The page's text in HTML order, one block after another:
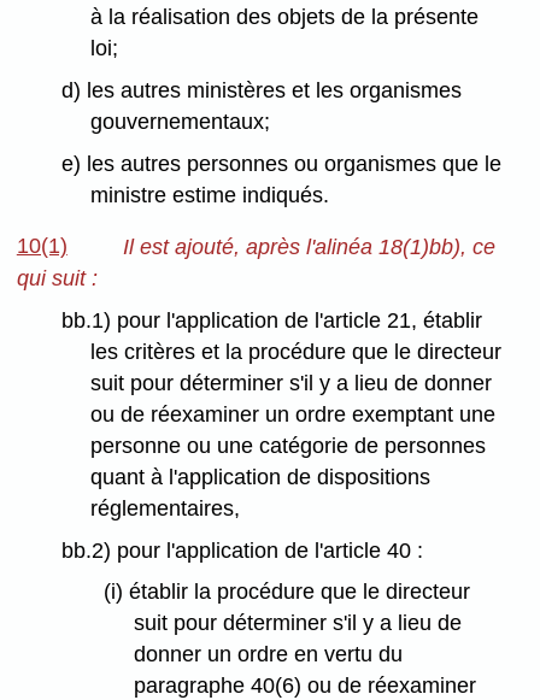
à la réalisation des objets de la présente
loi;
d) les autres ministères et les organismes
gouvernementaux;
e) les autres personnes ou organismes que le
ministre estime indiqués.
10(1)
Il est ajouté, après l'alinéa 18(1)bb), ce
qui suit :
bb.1) pour l'application de l'article 21, établir
les critères et la procédure que le directeur
suit pour déterminer s'il y a lieu de donner
ou de réexaminer un ordre exemptant une
personne ou une catégorie de personnes
quant à l'application de dispositions
réglementaires,
bb.2) pour l'application de l'article 40 :
(i) établir la procédure que le directeur
suit pour déterminer s'il y a lieu de
donner un ordre en vertu du
paragraphe 40(6) ou de réexaminer